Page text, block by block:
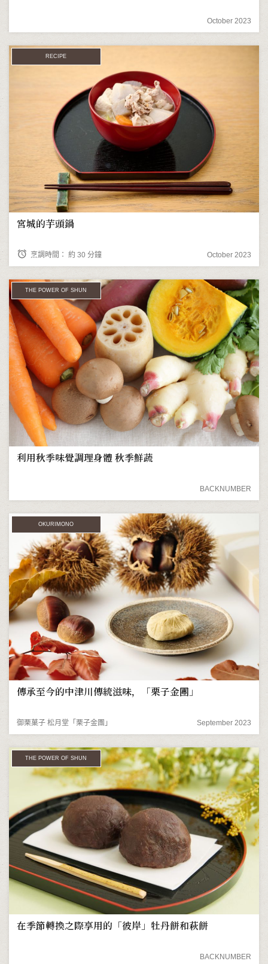
October 2023
RECIPE
宮城的芋頭鍋
alarm 烹調時間： 約 30 分鐘 October 2023
THE POWER OF SHUN
利用秋季味覺調理身體 秋季鮮蔬
BACKNUMBER
OKURIMONO
傳承至今的中津川傳統滋味，「栗子金團」
御栗菓子 松月堂「栗子金團」 September 2023
THE POWER OF SHUN
在季節轉換之際享用的「彼岸」牡丹餅和萩餅
BACKNUMBER